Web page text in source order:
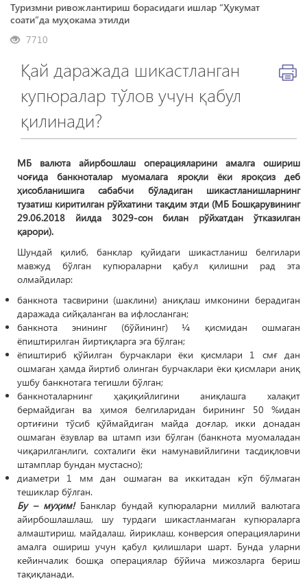
Туризмни ривожлантириш борасидаги ишлар “Ҳукумат
соати”да муҳокама этилди
7710
Қай даражада шикастланган
купюралар тўлов учун қабул
қилинади?
МБ валюта айирбошлаш операцияларини амалга ошириш
чоғида банкноталар муомалага яроқли ёки яроқсиз деб
ҳисобланишига сабабчи бўладиган шикастланишларнинг
тузатиш киритилган рўйхатини тақдим этди (МБ Бошқарувининг
29.06.2018 йилда 3029-сон билан рўйхатдан ўтказилган
қарори).
Шундай қилиб, банклар қуйидаги шикастланиш белгилари
мавжуд бўлган купюраларни қабул қилишни рад эта
олмайдилар:
банкнота тасвирини (шаклини) аниқлаш имконини берадиган
даражада сийқаланган ва ифлосланган;
банкнота энининг (бўйининг) ¼ қисмидан ошмаган
ёпиштирилган йиртиқларга эга бўлган;
ёпиштириб қўйилган бурчаклари ёки қисмлари 1 смғ дан
ошмаган ҳамда йиртиб олинган бурчаклари ёки қисмлари аниқ
ушбу банкнотага тегишли бўлган;
банкноталарнинг ҳақиқийлигини аниқлашга халақит
бермайдиган ва ҳимоя белгиларидан бирининг 50 %идан
ортиғини тўсиб қўймайдиган майда доғлар, икки донадан
ошмаган ёзувлар ва штамп изи бўлган (банкнота муомаладан
чиқарилганлиги, сохталиги ёки намунавийлигини тасдиқловчи
штамплар бундан мустасно);
диаметри 1 мм дан ошмаган ва иккитадан кўп бўлмаган
тешиклар бўлган.
Бу – муҳим!Банклар бундай купюраларни миллий валютага
айирбошлашлаш, шу турдаги шикастланмаган купюраларга
алмаштириш, майдалаш, йириклаш, конверсия операцияларини
амалга ошириш учун қабул қилишлари шарт. Бунда уларни
кейинчалик бошқа операциялар бўйича мижозларга бериш
тақиқланади.